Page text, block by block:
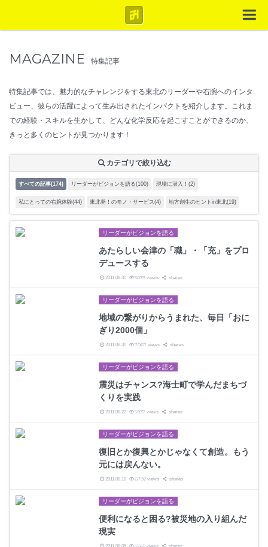
MAGAZINE 特集記事
特集記事では、魅力的なチャレンジをする東北のリーダーや右腕へのインタ
ビュー、彼らの活躍によって生み出されたインパクトを紹介します。これま
での経験・スキルを生かして、どんな化学反応を起こすことができるのか、
きっと多くのヒントが見つかります！
カテゴリで絞り込む
すべての記事(174) リーダーがビジョンを語る(100) 現場に潜入！(2)
私にとっての右腕体験(44) 東北発！のモノ・サービス(4) 地方創生のヒントin東北(19)
リーダーがビジョンを語る
あたらしい会津の「職」・「充」をプロ
デュースする
2011.08.30 5039 views shares
リーダーがビジョンを語る
地域の繋がりからうまれた、毎日「おに
ぎり2000個」
2011.08.30 7067 views shares
リーダーがビジョンを語る
震災はチャンス?海士町で学んだまちづ
くりを実践
2011.08.22 5937 views shares
リーダーがビジョンを語る
復旧とか復興とかじゃなくて創造。もう
元には戻んない。
2011.08.10 6792 views shares
リーダーがビジョンを語る
便利になると困る?被災地の入り組んだ
現実
5765